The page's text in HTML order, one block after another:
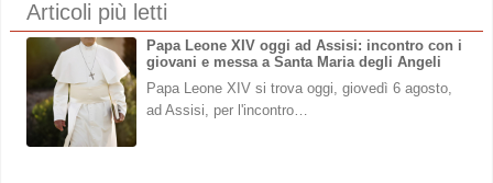
Articoli più letti
Papa Leone XIV oggi ad Assisi: incontro con i
giovani e messa a Santa Maria degli Angeli
Papa Leone XIV si trova oggi, giovedì 6 agosto,
ad Assisi, per l'incontro…